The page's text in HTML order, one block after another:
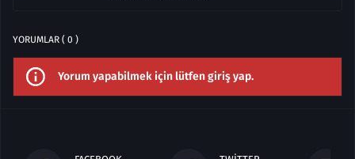
YORUMLAR ( 0 )
Yorum yapabilmek için lütfen giriş yap.